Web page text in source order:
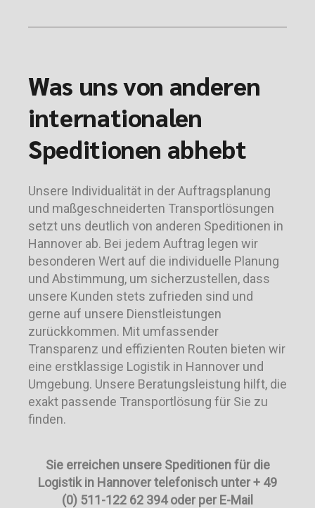
Was uns von anderen
internationalen
Speditionen abhebt
Unsere Individualität in der Auftragsplanung
und maßgeschneiderten Transportlösungen
setzt uns deutlich von anderen Speditionen in
Hannover ab. Bei jedem Auftrag legen wir
besonderen Wert auf die individuelle Planung
und Abstimmung, um sicherzustellen, dass
unsere Kunden stets zufrieden sind und
gerne auf unsere Dienstleistungen
zurückkommen. Mit umfassender
Transparenz und effizienten Routen bieten wir
eine erstklassige Logistik in Hannover und
Umgebung. Unsere Beratungsleistung hilft, die
exakt passende Transportlösung für Sie zu
finden.
Sie erreichen unsere Speditionen für die
Logistik in Hannover telefonisch unter + 49
(0) 511-122 62 394 oder per E-Mail